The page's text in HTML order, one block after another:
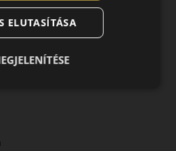
és hosszú távú
megoldás a mindennapi
ELUTASÍTÁSA